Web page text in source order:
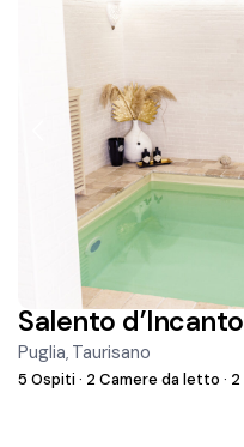
Salento d’Incanto
Puglia, Taurisano
5 Ospiti· 2 Camere da letto· 2